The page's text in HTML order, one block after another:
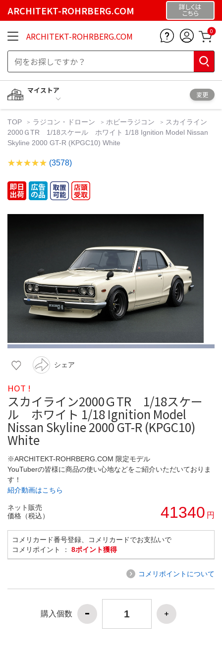
ARCHITEKT-ROHRBERG.COM 詳しくは
こちら
ARCHITEKT-ROHRBERG.COM 0
マイストア
変更
TOP ラジコン・ドローン ホビーラジコン
スカイライン
2000ＧTR 1/18スケール ホワイト 1/18 Ignition Model Nissan
Skyline 2000 GT-R (KPGC10) White
(3578)
シェア
HOT !
スカイライン2000ＧTR 1/18スケー
ル ホワイト 1/18 Ignition Model
Nissan Skyline 2000 GT-R (KPGC10)
White
※ARCHITEKT-ROHRBERG.COM 限定モデル
YouTuberの皆様に商品の使い心地などをご紹介いただいておりま
す！
紹介動画はこちら
ネット販売
価格（税込）
41340 円
コメリカード番号登録、コメリカードでお支払いで
コメリポイント ： 8ポイント獲得
コメリポイントについて
購入個数